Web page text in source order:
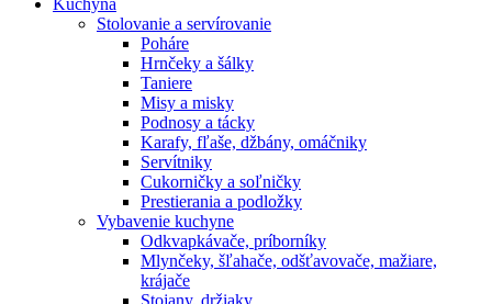
Kuchyňa
Stolovanie a servírovanie
Poháre
Hrnčeky a šálky
Taniere
Misy a misky
Podnosy a tácky
Karafy, fľaše, džbány, omáčniky
Servítniky
Cukorničky a soľničky
Prestierania a podložky
Vybavenie kuchyne
Odkvapkávače, príborníky
Mlynčeky, šľahače, odšťavovače, mažiare,
krájače
Stojany, držiaky